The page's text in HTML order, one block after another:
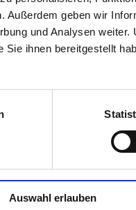
geben wir
und Analysen
ihnen bereitgestellt
Auswahl erlauben
(nach Ihrer